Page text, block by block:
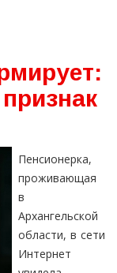
Пенсионерка,
проживающая
в
Архангельской
области, в сети
Интернет